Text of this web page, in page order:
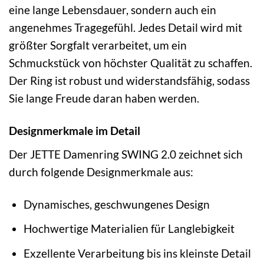
eine lange Lebensdauer, sondern auch ein
angenehmes Tragegefühl. Jedes Detail wird mit
größter Sorgfalt verarbeitet, um ein
Schmuckstück von höchster Qualität zu schaffen.
Der Ring ist robust und widerstandsfähig, sodass
Sie lange Freude daran haben werden.
Designmerkmale im Detail
Der JETTE Damenring SWING 2.0 zeichnet sich
durch folgende Designmerkmale aus:
Dynamisches, geschwungenes Design
Hochwertige Materialien für Langlebigkeit
Exzellente Verarbeitung bis ins kleinste Detail